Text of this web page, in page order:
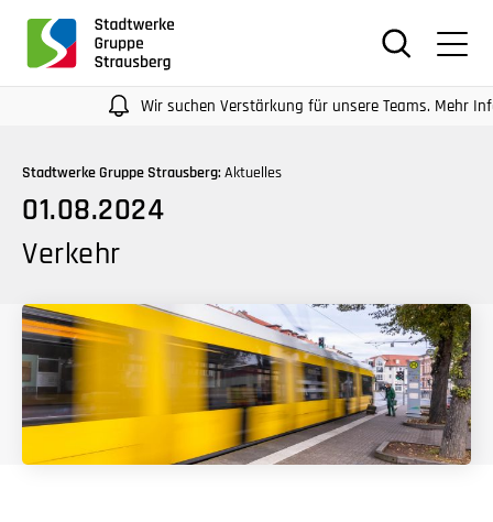
Screenreader
oder
Tabulatorentaste:
Überspringen
der
Hauptnavigation
Wir suchen Verstärkung für unsere Teams. Mehr Infos
Stadtwerke Gruppe Strausberg: Aktuelles
01.08.2024
Verkehr